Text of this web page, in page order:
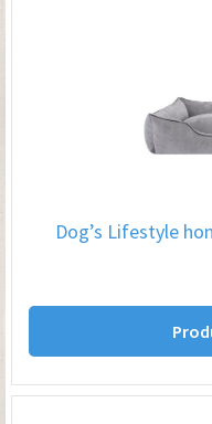
Dog’s Lifestyle